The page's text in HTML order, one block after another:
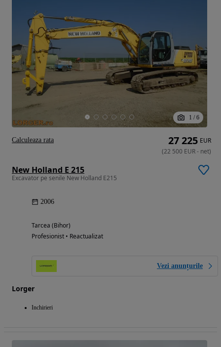
1 / 6
New Holland E 215
Excavator pe senile New Holland E215
2006
Tarcea (Bihor)
Profesionist • Reactualizat
Vezi anunțurile
Lorger
Inchirieri
27 225 EUR
(22 500 EUR- net)
Calculeaza rata